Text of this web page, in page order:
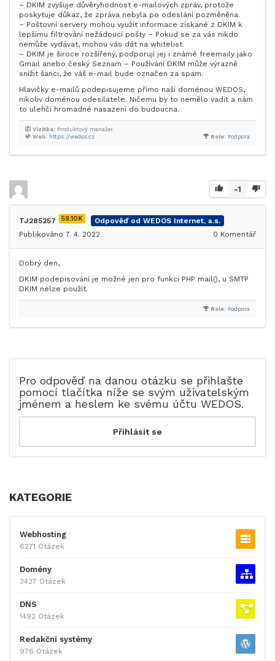
– DKIM zvyšuje důvěryhodnost e-mailových zpráv, protože
poskytuje důkaz, že zpráva nebyla po odeslání pozměněna.
– Poštovní servery mohou využít informace získané z DKIM k
lepšímu filtrování nežádoucí pošty – Pokud se za vás nikdo
nemůže vydávat, mohou vás dát na whitelist.
– DKIM je široce rozšířený, podporují jej i známé freemaily jako
Gmail anebo český Seznam – Používání DKIM může výrazně
snížit šanci, že váš e-mail bude označen za spam.
Hlavičky e-mailů podepisujeme přímo naší doménou WEDOS,
nikoliv doménou odesilatele. Ničemu by to nemělo vadit a nám
to ulehčí hromadné nasazení do budoucna.
Role: Podpora
Web: https://wedos.cz
Vizitka: Produktový manažer.
-1
TJ285257 59.10K
Odpověď od WEDOS Internet, a.s.
Publikováno 7. 4. 2022
0 Komentář
Dobrý den,
DKIM podepisování je možné jen pro funkci PHP mail(), u SMTP
DKIM nelze použít.
Role: Podpora
Pro odpověď na danou otázku se přihlašte
pomocí tlačítka níže se svým uživatelským
jménem a heslem ke svému účtu WEDOS.
KATEGORIE
Webhosting
6271 Otázek
Domény
3427 Otázek
DNS
1492 Otázek
Redakční systémy
976 Otázek